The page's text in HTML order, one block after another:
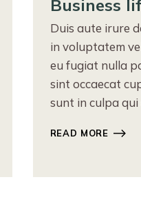
Business
Duis aute irure
in voluptatem
eu fugiat nulla
sint occaecat
sunt in culpa qui
READ MORE